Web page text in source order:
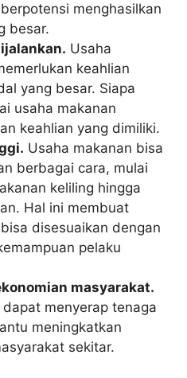
menghasilkan
besar.
Usaha
keahlian
yang besar. Siapa
usaha makanan
keahlian yang dimiliki.
Usaha makanan bisa
berbagai cara, mulai
keliling hingga
Hal ini membuat
disesuaikan dengan
pelaku
masyarakat.
menyerap tenaga
meningkatkan
sekitar.